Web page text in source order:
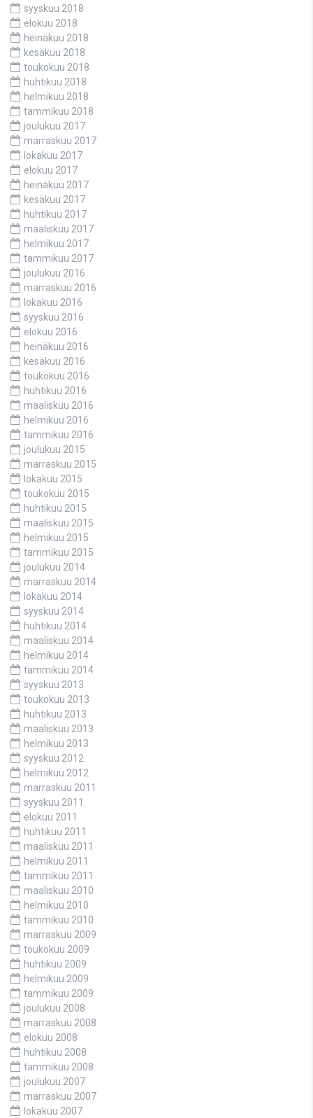
syyskuu 2018
elokuu 2018
heinäkuu 2018
kesäkuu 2018
toukokuu 2018
huhtikuu 2018
helmikuu 2018
tammikuu 2018
joulukuu 2017
marraskuu 2017
lokakuu 2017
elokuu 2017
heinäkuu 2017
kesäkuu 2017
huhtikuu 2017
maaliskuu 2017
helmikuu 2017
tammikuu 2017
joulukuu 2016
marraskuu 2016
lokakuu 2016
syyskuu 2016
elokuu 2016
heinäkuu 2016
kesäkuu 2016
toukokuu 2016
huhtikuu 2016
maaliskuu 2016
helmikuu 2016
tammikuu 2016
joulukuu 2015
marraskuu 2015
lokakuu 2015
toukokuu 2015
huhtikuu 2015
maaliskuu 2015
helmikuu 2015
tammikuu 2015
joulukuu 2014
marraskuu 2014
lokakuu 2014
syyskuu 2014
huhtikuu 2014
maaliskuu 2014
helmikuu 2014
tammikuu 2014
syyskuu 2013
toukokuu 2013
huhtikuu 2013
maaliskuu 2013
helmikuu 2013
syyskuu 2012
helmikuu 2012
marraskuu 2011
syyskuu 2011
elokuu 2011
huhtikuu 2011
maaliskuu 2011
helmikuu 2011
tammikuu 2011
maaliskuu 2010
helmikuu 2010
tammikuu 2010
marraskuu 2009
toukokuu 2009
huhtikuu 2009
helmikuu 2009
tammikuu 2009
joulukuu 2008
marraskuu 2008
elokuu 2008
huhtikuu 2008
tammikuu 2008
joulukuu 2007
marraskuu 2007
lokakuu 2007